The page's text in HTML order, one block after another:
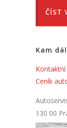
ČÍST
Kam
Ceník
130 00